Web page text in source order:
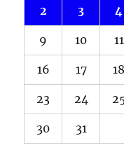
2 3 4
9 10 11
16 17 18
23 24
30 31